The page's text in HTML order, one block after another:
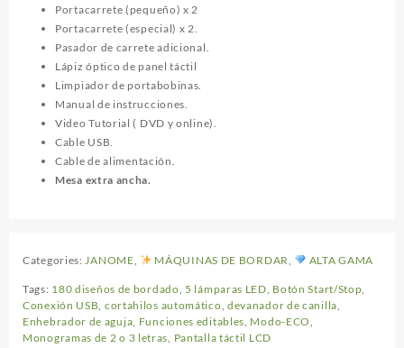
Portacarrete (pequeño) x 2
Portacarrete (especial) x 2.
Pasador de carrete adicional.
Lápiz óptico de panel táctil
Limpiador de portabobinas.
Manual de instrucciones.
Video Tutorial ( DVD y online).
Cable USB.
Cable de alimentación.
Mesa extra ancha.
Categories: JANOME MÁQUINAS DE BORDAR ALTA GAMA
Tags: 180 diseños de bordado 5 lámparas LED Botón Start/Stop
Conexión USB cortahilos automático devanador de canilla
Enhebrador de aguja Funciones editables Modo-ECO
Monogramas de 2 o 3 letras Pantalla táctil LCD